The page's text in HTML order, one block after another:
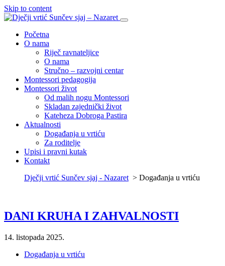
Skip to content
Početna
O nama
Riječ ravnateljice
O nama
Stručno – razvojni centar
Montessori pedagogija
Montessori život
Od malih nogu Montessori
Skladan zajednički život
Kateheza Dobroga Pastira
Aktualnosti
Događanja u vrtiću
Za roditelje
Upisi i pravni kutak
Kontakt
Dječji vrtić Sunčev sjaj - Nazaret > Događanja u vrtiću
DANI KRUHA I ZAHVALNOSTI
14. listopada 2025.
Događanja u vrtiću